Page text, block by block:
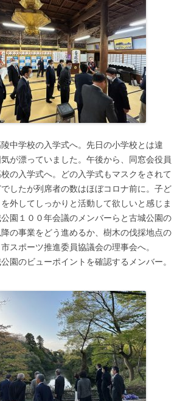
中学校の入学式へ。先日の小学校とは違
が漂っていました。午後から、同窓会役員
の入学式へ。どの入学式もマスクをされて
したが列席者の数はほぼコロナ前に。子ど
外してしっかりと活動して欲しいと感じま
園１００年会議のメンバーらと古城公園の
の事業をどう進めるか、樹木の伐採地点の
スポーツ推進委員協議会の理事会へ。
園のビューポイントを確認するメンバー。